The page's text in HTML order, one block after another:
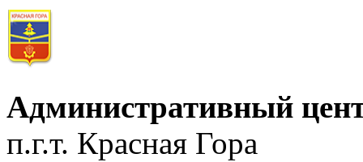
Административный
п.г.т. Красная Гора